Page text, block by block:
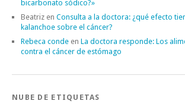
bicarbonato sódico?»
Beatriz en Consulta a la doctora: ¿qué efecto
kalanchoe sobre el cáncer?
Rebeca conde en La doctora responde: Los
contra el cáncer de estómago
NUBE DE ETIQUETAS